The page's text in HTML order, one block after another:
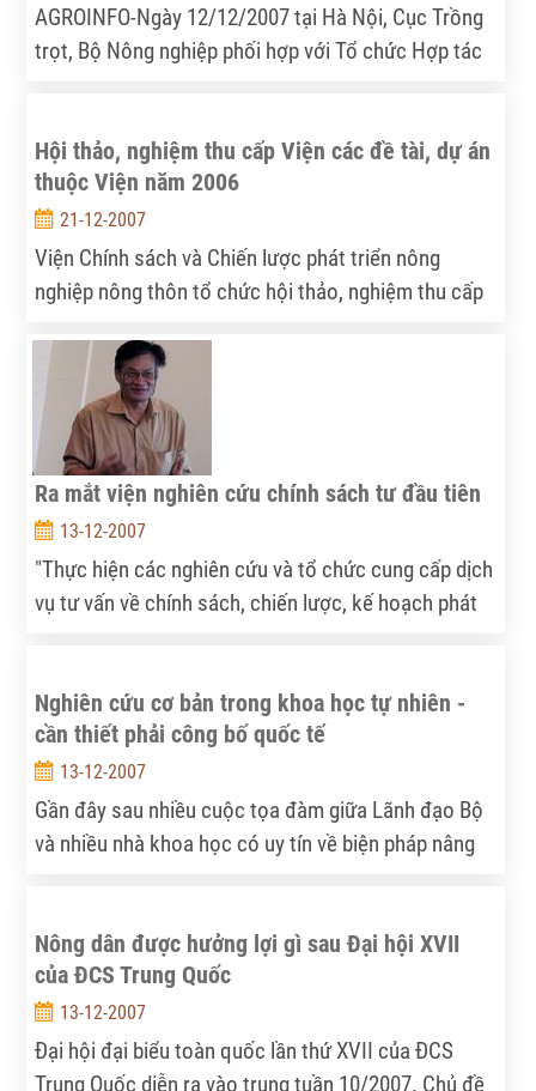
AGROINFO-Ngày 12/12/2007 tại Hà Nội, Cục Trồng
trọt, Bộ Nông nghiệp phối hợp với Tổ chức Hợp tác
khoai tây tại Việt Nam ”. Hội thảo nhằm tổng kết lại
các hoạt động thúc đẩy sản xuất khoai tây tại Việt
Nam trong năm 2007 và thảo luận, xây dựng những
kế hoạch hoạt động trong năm 2008.
Hội thảo, nghiệm thu cấp Viện các đề tài, dự án
thuộc Viện năm 2006
21-12-2007
Viện Chính sách và Chiến lược phát triển nông
nghiệp nông thôn tổ chức hội thảo, nghiệm thu cấp
21 tháng 12 năm 2006 đến 10 tháng 1 năm 2007.
Ra mắt viện nghiên cứu chính sách tư đầu tiên
13-12-2007
"Thực hiện các nghiên cứu và tổ chức cung cấp dịch
vụ tư vấn về chính sách, chiến lược, kế hoạch phát
Viện Nghiên cứu Phát triển IDS", TS Nguyễn Quang
A, Viện trưởng cho biết.
Nghiên cứu cơ bản trong khoa học tự nhiên -
cần thiết phải công bố quốc tế
13-12-2007
Gần đây sau nhiều cuộc tọa đàm giữa Lãnh đạo Bộ
và nhiều nhà khoa học có uy tín về biện pháp nâng
công bố quốc tế là lãng phí, không nên làm. Nhưng
theo Điều 5 của Qui định đánh giá nghiệm thu đề tài
nghiên cứu cơ bản của Bộ KH&CN vừa ban hành, kết
quả nghiên cứu của đề tài được thể hiện bằng các
công trình (bài báo, báo cáo khoa học...) đã công
Nông dân được hưởng lợi gì sau Đại hội XVII
của ĐCS Trung Quốc
13-12-2007
Đại hội đại biểu toàn quốc lần thứ XVII của ĐCS
Trung Quốc diễn ra vào trung tuần 10/2007. Chủ đề